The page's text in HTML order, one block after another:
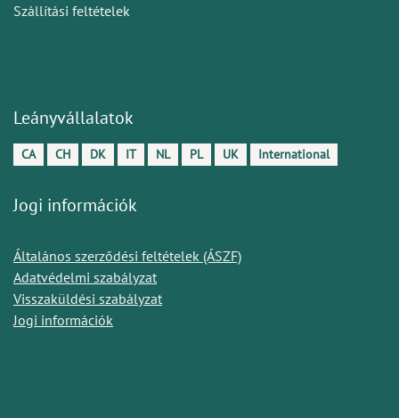
Szállítási feltételek
Leányvállalatok
CA CH DK IT NL PL UK International
Jogi információk
Általános szerződési feltételek (ÁSZF)
Adatvédelmi szabályzat
Visszaküldési szabályzat
Jogi információk